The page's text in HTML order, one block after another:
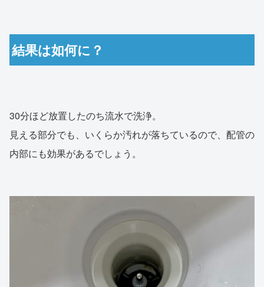
結果は如何に？
30分ほど放置したのち流水で洗浄。
見える部分でも、いくらか汚れが落ちているので、配管の
内部にも効果があるでしょう。